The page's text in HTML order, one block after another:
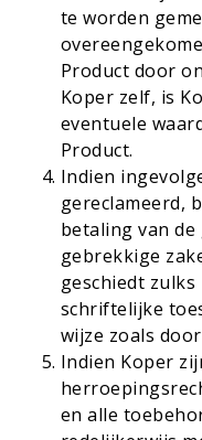
te worden
Product door
Koper zelf, is
eventuele
Product.
Indien
gereclameerd,
betaling van de
gebrekkige
geschiedt
schriftelijke
wijze zoals
Indien Koper
en alle